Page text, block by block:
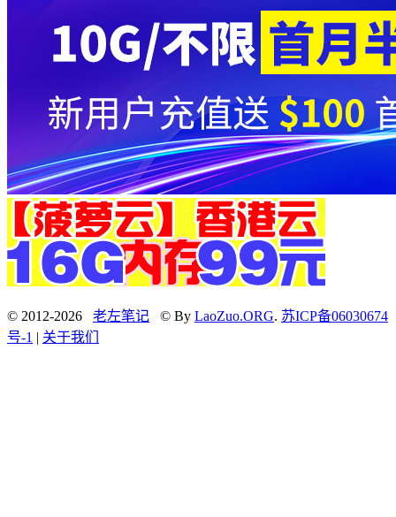
© 2012-2026 老左笔记 © By LaoZuo.ORG. 苏ICP备06030674
号-1 | 关于我们